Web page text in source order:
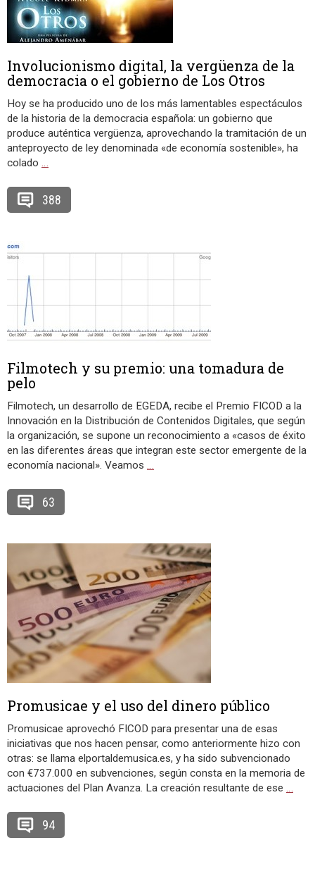
Involucionismo digital, la vergüenza de la
democracia o el gobierno de Los Otros
Hoy se ha producido uno de los más lamentables espectáculos
de la historia de la democracia española: un gobierno que
produce auténtica vergüenza, aprovechando la tramitación de un
anteproyecto de ley denominada «de economía sostenible», ha
colado …
388
Filmotech y su premio: una tomadura de
pelo
Filmotech, un desarrollo de EGEDA, recibe el Premio FICOD a la
Innovación en la Distribución de Contenidos Digitales, que según
la organización, se supone un reconocimiento a «casos de éxito
en las diferentes áreas que integran este sector emergente de la
economía nacional». Veamos …
63
Promusicae y el uso del dinero público
Promusicae aprovechó FICOD para presentar una de esas
iniciativas que nos hacen pensar, como anteriormente hizo con
otras: se llama elportaldemusica.es, y ha sido subvencionado
con €737.000 en subvenciones, según consta en la memoria de
actuaciones del Plan Avanza. La creación resultante de ese …
94